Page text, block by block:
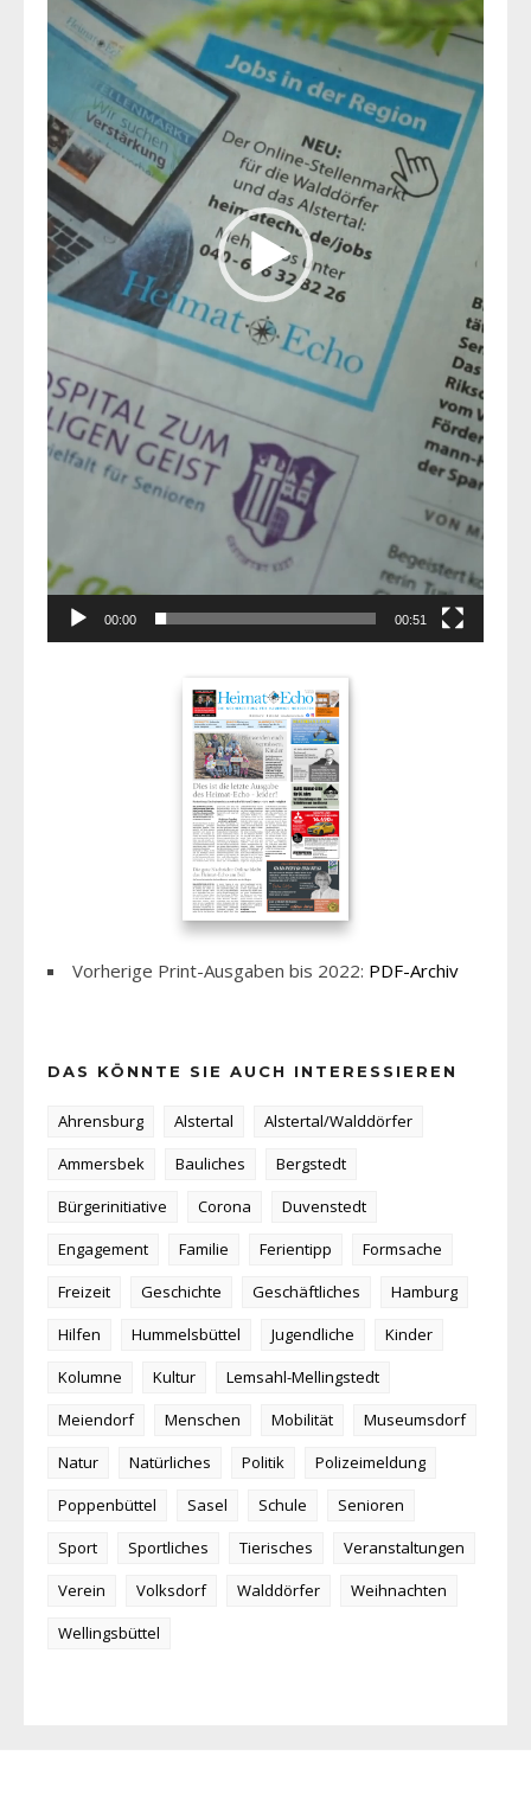
00:00 00:51
Vorherige Print-Ausgaben bis 2022: PDF-Archiv
DAS KÖNNTE SIE AUCH INTERESSIEREN
Ahrensburg Alstertal
Alstertal/Walddörfer
Ammersbek
Bauliches
Bergstedt
Bürgerinitiative
Corona
Duvenstedt
Engagement
Familie Ferientipp
Formsache
Freizeit
Geschichte Geschäftliches
Hamburg
Hilfen
Hummelsbüttel Jugendliche
Kinder
Kolumne
Kultur
Lemsahl-Mellingstedt
Meiendorf
Menschen Mobilität
Museumsdorf
Natur
Natürliches Politik
Polizeimeldung
Poppenbüttel
Sasel Schule
Senioren
Sport
Sportliches Tierisches
Veranstaltungen
Verein
Volksdorf Walddörfer
Weihnachten
Wellingsbüttel